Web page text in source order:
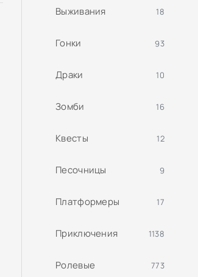
Выживания 18
Гонки 93
Драки 10
Зомби 16
Квесты 12
Песочницы 9
Платформеры 17
Приключения 1138
Ролевые 773